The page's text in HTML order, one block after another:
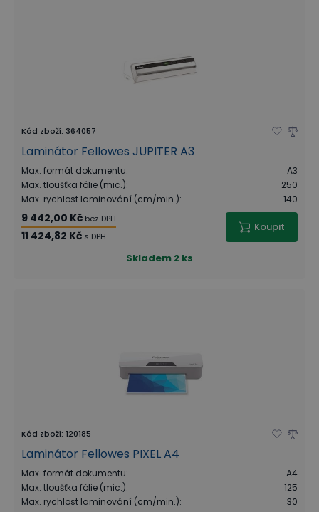
Kód zboží: 364057
Laminátor Fellowes JUPITER A3
Max. formát dokumentu:
A3
Max. tloušťka fólie (mic.):
250
Max. rychlost laminování (cm/min.): 140
9 442,00 Kč bez DPH
11 424,82 Kč s DPH
Koupit
Skladem 2 ks
Kód zboží: 120185
Laminátor Fellowes PIXEL A4
Max. formát dokumentu:
A4
Max. tloušťka fólie (mic.):
125
Max. rychlost laminování (cm/min.): 30